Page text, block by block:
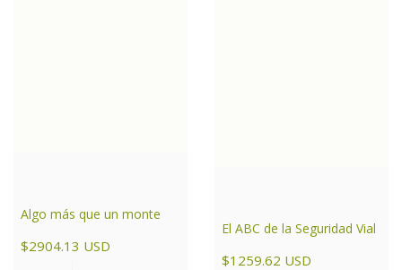
Algo más que un monte
$2904.13 USD
El ABC de la Seguridad Vial
$1259.62 USD